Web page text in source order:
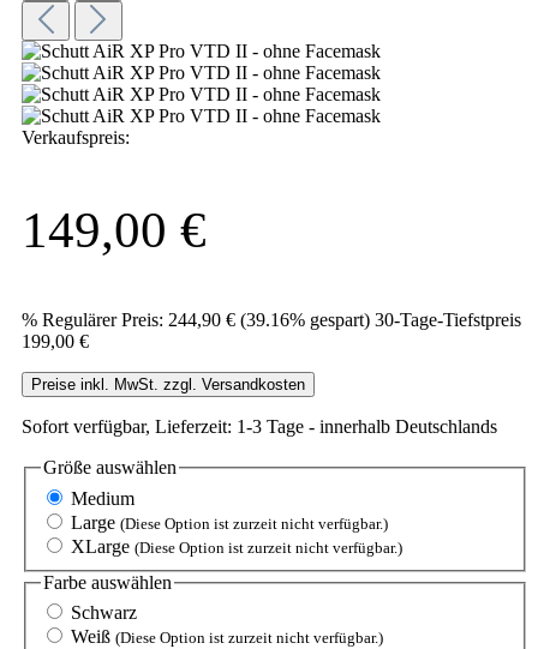
Verkaufspreis:
149,00 €
% Regulärer Preis: 244,90 € (39.16% gespart) 30-Tage-Tiefstpreis
199,00 €
Preise inkl. MwSt. zzgl. Versandkosten
Sofort verfügbar, Lieferzeit: 1-3 Tage - innerhalb Deutschlands
Größe auswählen
Medium
Large (Diese Option ist zurzeit nicht verfügbar.)
XLarge (Diese Option ist zurzeit nicht verfügbar.)
Farbe auswählen
Schwarz
Weiß (Diese Option ist zurzeit nicht verfügbar.)